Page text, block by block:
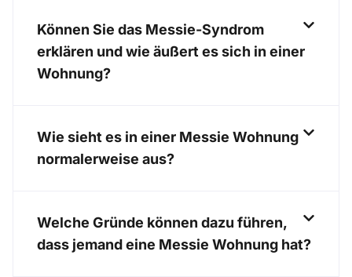
Können Sie das Messie-Syndrom
erklären und wie äußert es sich in einer
Wohnung?
Wie sieht es in einer Messie Wohnung
normalerweise aus?
Welche Gründe können dazu führen,
dass jemand eine Messie Wohnung hat?